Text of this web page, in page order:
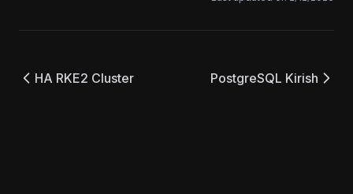
HA RKE2 Cluster PostgreSQL Kirish